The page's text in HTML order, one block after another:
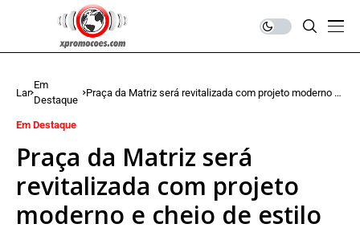
Lar
Em
Destaque
Praça da Matriz será revitalizada com projeto moderno e
Em Destaque
Praça da Matriz será
revitalizada com projeto
moderno e cheio de estilo